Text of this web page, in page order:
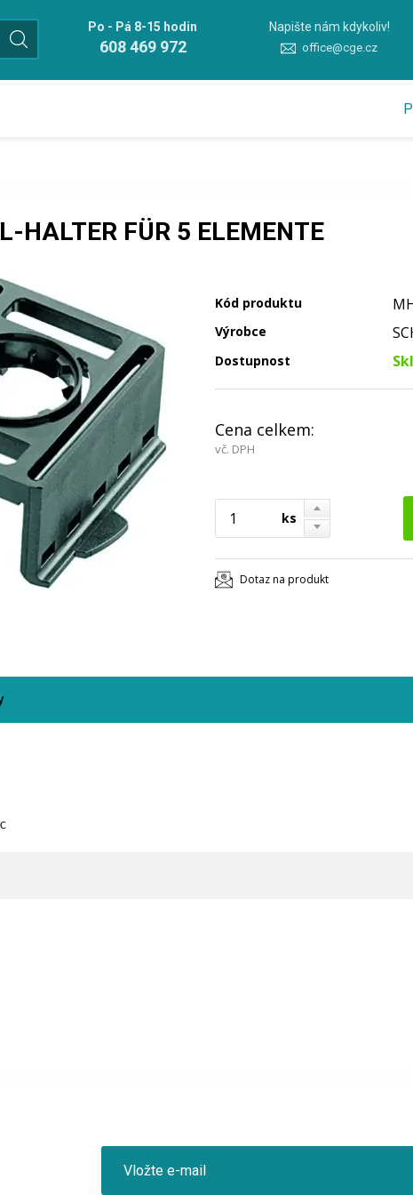
Po - Pá 8-15 hodin
608 469 972
Napište nám kdykoliv!
office@cge.cz
HALTER FÜR 5 ELEMENTE
Kód produktu
Výrobce
Dostupnost
Cena celkem:
vč. DPH
ks
Dotaz na produkt